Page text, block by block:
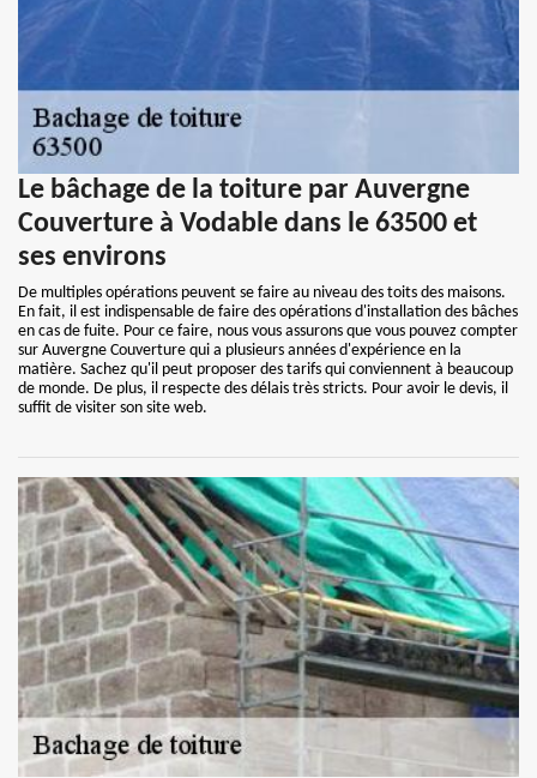
Le bâchage de la toiture par Auvergne
Couverture à Vodable dans le 63500 et
ses environs
De multiples opérations peuvent se faire au niveau des toits des maisons.
En fait, il est indispensable de faire des opérations d'installation des bâches
en cas de fuite. Pour ce faire, nous vous assurons que vous pouvez compter
sur Auvergne Couverture qui a plusieurs années d'expérience en la
matière. Sachez qu'il peut proposer des tarifs qui conviennent à beaucoup
de monde. De plus, il respecte des délais très stricts. Pour avoir le devis, il
suffit de visiter son site web.